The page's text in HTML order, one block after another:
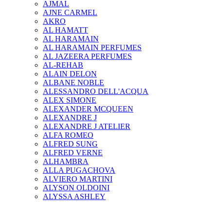
AJMAL
AJNE CARMEL
AKRO
AL HAMATT
AL HARAMAIN
AL HARAMAIN PERFUMES
AL JAZEERA PERFUMES
AL-REHAB
ALAIN DELON
ALBANE NOBLE
ALESSANDRO DELL'ACQUA
ALEX SIMONE
ALEXANDER MCQUEEN
ALEXANDRE J
ALEXANDRE J ATELIER
ALFA ROMEO
ALFRED SUNG
ALFRED VERNE
ALHAMBRA
ALLA PUGACHOVA
ALVIERO MARTINI
ALYSON OLDOINI
ALYSSA ASHLEY